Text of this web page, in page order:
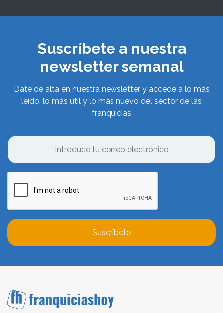
Suscríbete a nuestra
newsletter semanal
Date de alta en nuestra newsletter y accede a lo más
leído, lo más útil y lo más nuevo del sector de las
franquicias
Suscríbete